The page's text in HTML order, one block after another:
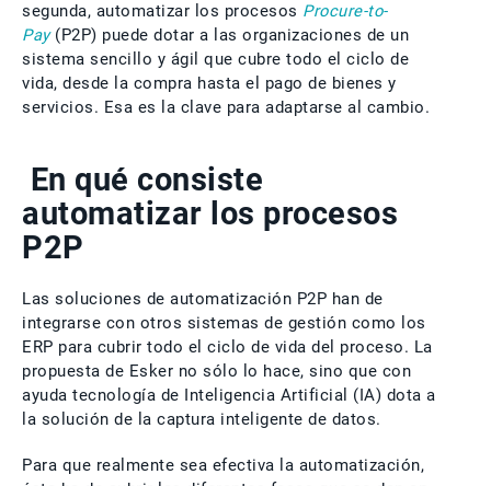
segunda, automatizar los procesos Procure-to-
Pay(P2P) puede dotar a las organizaciones de un
sistema sencillo y ágil que cubre todo el ciclo de
vida, desde la compra hasta el pago de bienes y
servicios. Esa es la clave para adaptarse al cambio.
En qué consiste
automatizar los procesos
P2P
Las soluciones de automatización P2P han de
integrarse con otros sistemas de gestión como los
ERP para cubrir todo el ciclo de vida del proceso. La
propuesta de Esker no sólo lo hace, sino que con
ayuda tecnología de Inteligencia Artificial (IA) dota a
la solución de la captura inteligente de datos.
Para que realmente sea efectiva la automatización,